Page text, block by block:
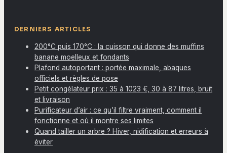
DERNIERS ARTICLES
200°C puis 170°C : la cuisson qui donne des muffins
banane moelleux et fondants
Plafond autoportant : portée maximale, abaques
officiels et règles de pose
Petit congélateur prix : 35 à 1023 €, 30 à 87 litres, bruit
et livraison
Purificateur d’air : ce qu’il filtre vraiment, comment il
fonctionne et où il montre ses limites
Quand tailler un arbre ? Hiver, nidification et erreurs à
éviter